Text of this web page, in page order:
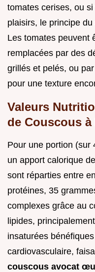
tomates cerises, ou
plaisirs, le principe
Les tomates peuvent
remplacées par des
grillés et pelés, ou
pour une texture
Valeurs
de Couscous
Pour une portion (sur
un apport calorique
sont réparties entre
protéines, 35
complexes grâce au
lipides,
insaturées
cardiovasculaire,
couscous avocat